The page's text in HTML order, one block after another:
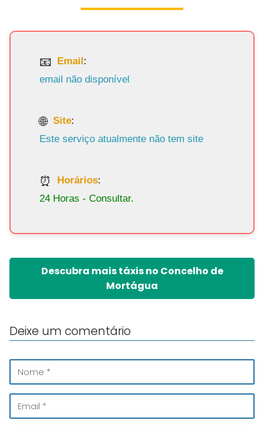
Email:
email não disponível
Site:
Este serviço atualmente não tem site
Horários:
24 Horas - Consultar.
Descubra mais táxis no Concelho de
Mortágua
Deixe um comentário